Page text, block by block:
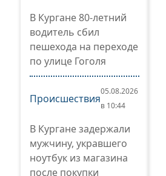
В Кургане 80-летний
водитель сбил
пешехода на переходе
по улице Гоголя
Происшествия
05.08.2026
в 10:44
В Кургане задержали
мужчину, укравшего
ноутбук из магазина
после покупки